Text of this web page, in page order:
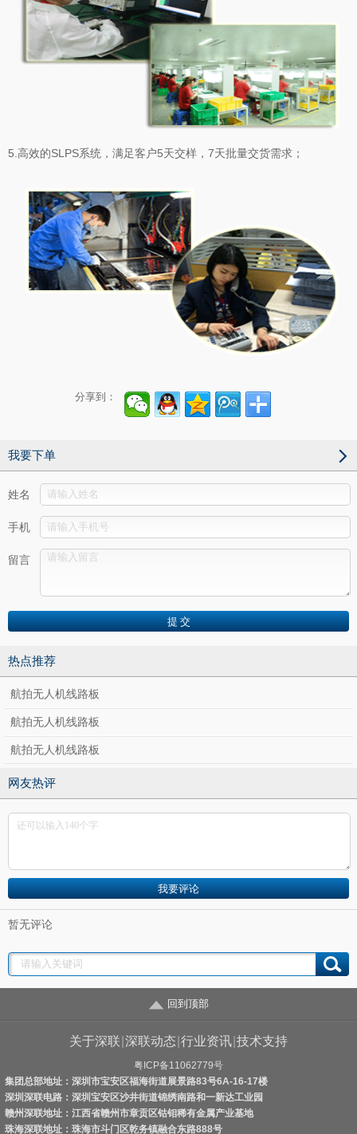
5.高效的SLPS系统，满足客户5天交样，7天批量交货需求；
分享到：
我要下单
姓名
手机
留言
热点推荐
航拍无人机线路板
航拍无人机线路板
航拍无人机线路板
网友热评
暂无评论
回到顶部
关于深联 深联动态 行业资讯 技术支持
粤ICP备11062779号
集团总部地址：深圳市宝安区福海街道展景路83号6A-16-17楼
深圳深联电路：深圳宝安区沙井街道锦绣南路和一新达工业园
赣州深联地址：江西省赣州市章贡区钴钼稀有金属产业基地
珠海深联地址：珠海市斗门区乾务镇融合东路888号